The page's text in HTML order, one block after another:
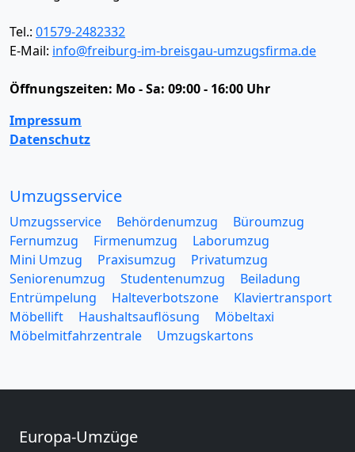
Tel.: 01579-2482332
E-Mail: info@freiburg-im-breisgau-umzugsfirma.de
Öffnungszeiten: Mo - Sa: 09:00 - 16:00 Uhr
Impressum
Datenschutz
Umzugsservice
Umzugsservice Behördenumzug
Büroumzug
Fernumzug
Firmenumzug
Laborumzug
Mini Umzug
Praxisumzug
Privatumzug
Seniorenumzug
Studentenumzug
Beiladung
Entrümpelung
Halteverbotszone
Klaviertransport
Möbellift
Haushaltsauflösung
Möbeltaxi
Möbelmitfahrzentrale
Umzugskartons
Europa-Umzüge